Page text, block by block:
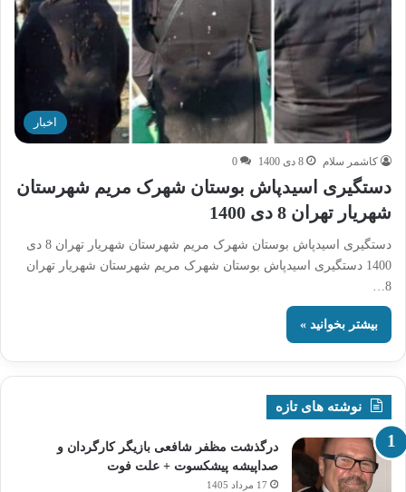
اخبار
کاشمر سلام 8 دی 1400 0
دستگیری اسیدپاش بوستان شهرک مریم شهرستان
شهریار تهران 8 دی 1400
دستگیری اسیدپاش بوستان شهرک مریم شهرستان شهریار تهران 8 دی
1400 دستگیری اسیدپاش بوستان شهرک مریم شهرستان شهریار تهران
8…
بیشتر بخوانید »
نوشته های تازه
درگذشت مظفر شافعی بازیگر کارگردان و
صداپیشه پیشکسوت + علت فوت
17 مرداد 1405